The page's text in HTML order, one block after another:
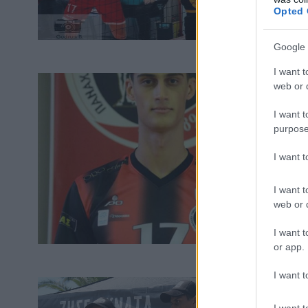
Opted
Google
I want
web or
I want
I want
I want
web or
I want
or app.
I want